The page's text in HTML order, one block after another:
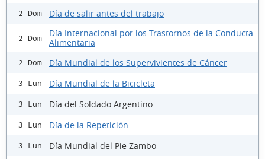
2 Dom Día de salir antes del trabajo
2 Dom
Día Internacional por los Trastornos de la Conducta
Alimentaria
2 Dom Día Mundial de los Supervivientes de Cáncer
3 Lun Día Mundial de la Bicicleta
3 Lun Día del Soldado Argentino
3 Lun Día de la Repetición
3 Lun Día Mundial del Pie Zambo